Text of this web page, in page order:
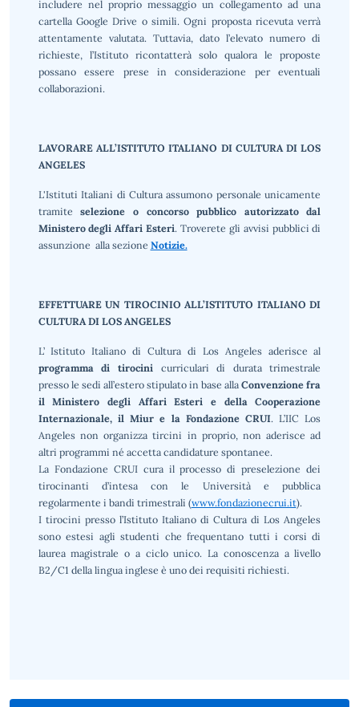
includere nel proprio messaggio un collegamento ad una
cartella Google Drive o simili. Ogni proposta ricevuta verrà
attentamente valutata. Tuttavia, dato l’elevato numero di
richieste, l’Istituto ricontatterà solo qualora le proposte
possano essere prese in considerazione per eventuali
collaborazioni.
LAVORARE ALL’ISTITUTO ITALIANO DI CULTURA DI LOS
ANGELES
L'Istituti Italiani di Cultura assumono personale unicamente
tramiteselezione o concorso pubblico autorizzato dal
Ministero degli Affari Esteri. Troverete gli avvisi pubblici di
assunzione alla sezione Notizie.
EFFETTUARE UN TIROCINIO ALL’ISTITUTO ITALIANO DI
CULTURA DI LOS ANGELES
L’ Istituto Italiano di Cultura di Los Angeles aderisce al
programma di tirocini curriculari di durata trimestrale
presso le sedi all’estero stipulato in base allaConvenzione fra
il Ministero degli Affari Esteri e della Cooperazione
Internazionale, il Miur e la Fondazione CRUI. L’IIC Los
Angeles non organizza tircini in proprio, non aderisce ad
altri programmi né accetta candidature spontanee.
La Fondazione CRUI cura il processo di preselezione dei
tirocinanti d’intesa con le Università e pubblica
regolarmente i bandi trimestrali (www.fondazionecrui.it).
I tirocini presso l’Istituto Italiano di Cultura di Los Angeles
sono estesi agli studenti che frequentano tutti i corsi di
laurea magistrale o a ciclo unico. La conoscenza a livello
B2/C1 della lingua inglese è uno dei requisiti richiesti.